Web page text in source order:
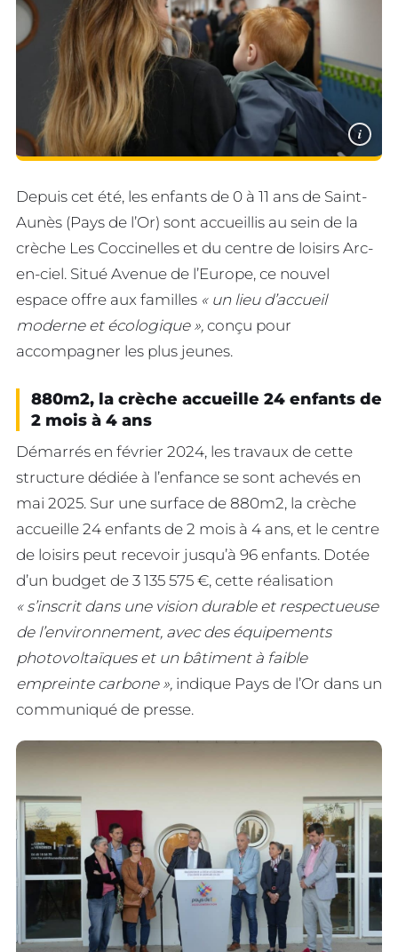
i
Depuis cet été, les enfants de 0 à 11 ans de Saint-
Aunès (Pays de l’Or) sont accueillis au sein de la
crèche Les Coccinelles et du centre de loisirs Arc-
en-ciel. Situé Avenue de l’Europe, ce nouvel
espace offre aux familles « un lieu d’accueil
moderne et écologique », conçu pour
accompagner les plus jeunes.
880m2, la crèche accueille 24 enfants de
2 mois à 4 ans
Démarrés en février 2024, les travaux de cette
structure dédiée à l’enfance se sont achevés en
mai 2025. Sur une surface de 880m2, la crèche
accueille 24 enfants de 2 mois à 4 ans, et le centre
de loisirs peut recevoir jusqu’à 96 enfants. Dotée
d’un budget de 3 135 575 €, cette réalisation
« s’inscrit dans une vision durable et respectueuse
de l’environnement, avec des équipements
photovoltaïques et un bâtiment à faible
empreinte carbone », indique Pays de l’Or dans un
communiqué de presse.